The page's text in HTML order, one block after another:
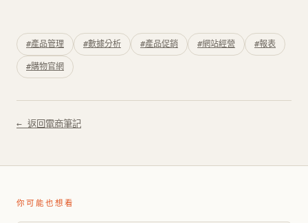
#產品管理 #數據分析 #產品促銷 #網站經營 #報表
#購物官網
← 返回電商筆記
你可能也想看